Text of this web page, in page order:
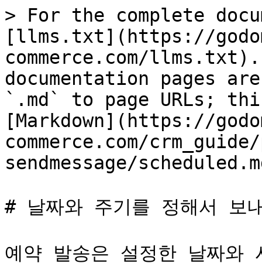
> For the complete
[llms.txt](https://
commerce.com/
documentation pages
`.md` to page URLs;
[Markdown](https://
commerce.com/
sendmessage/
# 날짜와 주기를 정해서 보
예약 발송은 설정한 날짜와